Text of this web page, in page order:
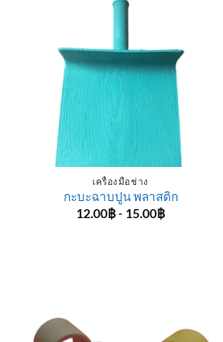
เครื่องมือช่าง
กะบะฉาบปูน พลาสติก
12.00฿- 15.00฿